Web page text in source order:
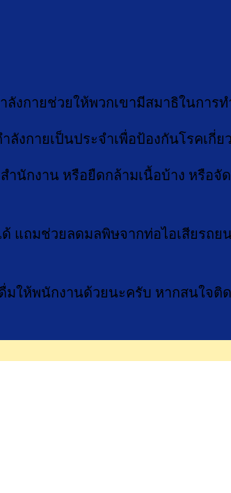
ลังกายช่วยให้พวกเขามีสมาธิในการ
งกายเป็นประจำเพื่อป้องกันโรคเกี่
นักงาน หรือยืดกล้ามเนื้อบ้าง หรือจั
แถมช่วยลดมลพิษจากท่อไอเสียรถย
มให้พนักงานด้วยนะครับ หากสนใจติ